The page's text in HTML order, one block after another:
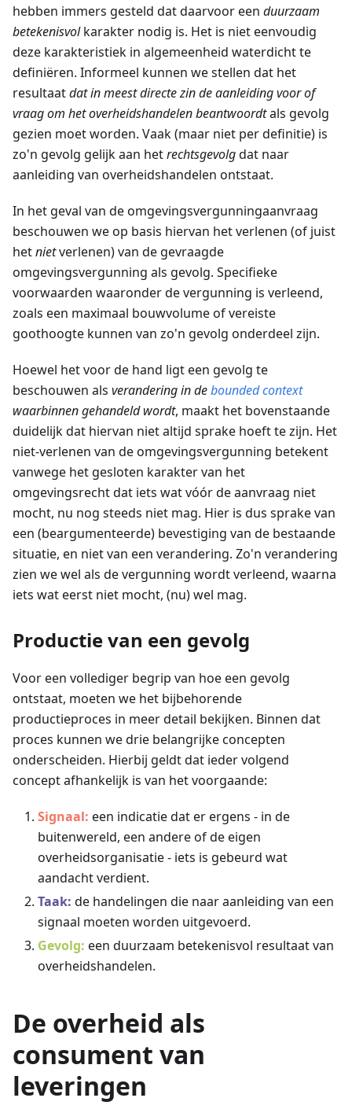
hebben immers gesteld dat daarvoor een duurzaam
betekenisvolkarakter nodig is. Het is niet eenvoudig
deze karakteristiek in algemeenheid waterdicht te
definiëren. Informeel kunnen we stellen dat het
resultaatdat in meest directe zin de aanleiding voor of
vraag om het overheidshandelen beantwoordtals gevolg
gezien moet worden. Vaak (maar niet per definitie) is
zo'n gevolg gelijk aan hetrechtsgevolgdat naar
aanleiding van overheidshandelen ontstaat.
In het geval van de omgevingsvergunningaanvraag
beschouwen we op basis hiervan het verlenen (of juist
hetnietverlenen) van de gevraagde
omgevingsvergunning als gevolg. Specifieke
voorwaarden waaronder de vergunning is verleend,
zoals een maximaal bouwvolume of vereiste
goothoogte kunnen van zo'n gevolg onderdeel zijn.
Hoewel het voor de hand ligt een gevolg te
beschouwen als verandering in debounded context
waarbinnen gehandeld wordt, maakt het bovenstaande
duidelijk dat hiervan niet altijd sprake hoeft te zijn. Het
niet-verlenen van de omgevingsvergunning betekent
vanwege het gesloten karakter van het
omgevingsrecht dat iets wat vóór de aanvraag niet
mocht, nu nog steeds niet mag. Hier is dus sprake van
een (beargumenteerde) bevestiging van de bestaande
situatie, en niet van een verandering. Zo'n verandering
zien we wel als de vergunning wordt verleend, waarna
iets wat eerst niet mocht, (nu) wel mag.
Productie van een gevolg
Voor een vollediger begrip van hoe een gevolg
ontstaat, moeten we het bijbehorende
productieproces in meer detail bekijken. Binnen dat
proces kunnen we drie belangrijke concepten
onderscheiden. Hierbij geldt dat ieder volgend
concept afhankelijk is van het voorgaande:
Signaal: een indicatie dat er ergens - in de
buitenwereld, een andere of de eigen
overheidsorganisatie - iets is gebeurd wat
aandacht verdient.
Taak: de handelingen die naar aanleiding van een
signaal moeten worden uitgevoerd.
Gevolg: een duurzaam betekenisvol resultaat van
overheidshandelen.
De overheid als
consument van
leveringen